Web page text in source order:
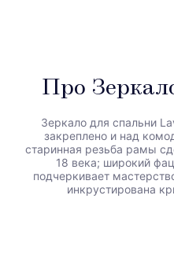
Про
Зеркало для спальни
закреплено и над
старинная резьба рамы
18 века; широкий
подчеркивает
инкрустирована